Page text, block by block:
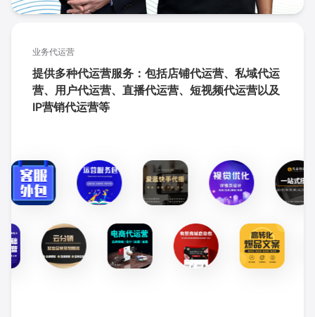
业务代运营
提供多种代运营服务：包括店铺代运营、私域代运
营、用户代运营、直播代运营、短视频代运营以及
IP营销代运营等